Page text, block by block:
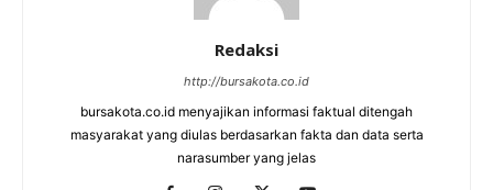
Redaksi
http://bursakota.co.id
bursakota.co.id menyajikan informasi faktual ditengah
masyarakat yang diulas berdasarkan fakta dan data serta
narasumber yang jelas